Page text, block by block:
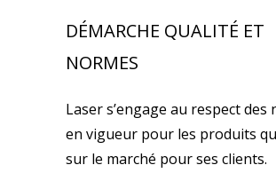
DÉMARCHE QUALITÉ ET
NORMES
Laser s’engage au respect des
en vigueur pour les produits
sur le marché pour ses clients.